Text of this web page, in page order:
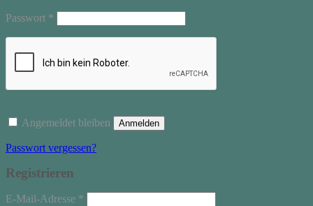
Passwort *
Angemeldet bleiben Anmelden
Passwort vergessen?
Registrieren
E-Mail-Adresse *